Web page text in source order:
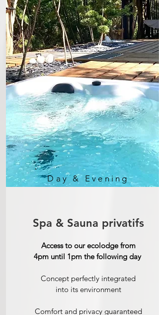
Day & Evening
Spa & Sauna privatifs
Access to our ecolodge from
4pm until 1pm the following day
Concept perfectly integrated
into its environment
Comfort and privacy guaranteed